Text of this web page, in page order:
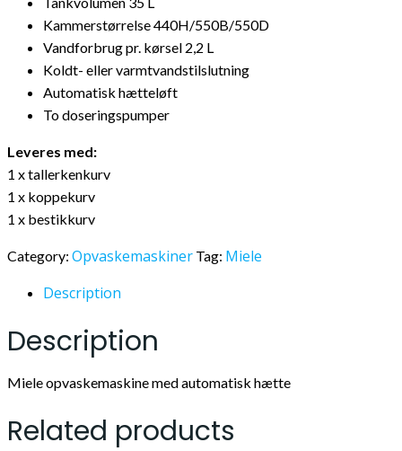
Kammerstørrelse 440H/550B/550D
Vandforbrug pr. kørsel 2,2 L
Koldt- eller varmtvandstilslutning
Automatisk hætteløft
To doseringspumper
Leveres med:
1 x tallerkenkurv
1 x koppekurv
1 x bestikkurv
Category: Opvaskemaskiner Tag: Miele
Description
Description
Miele opvaskemaskine med automatisk hætte
Related products